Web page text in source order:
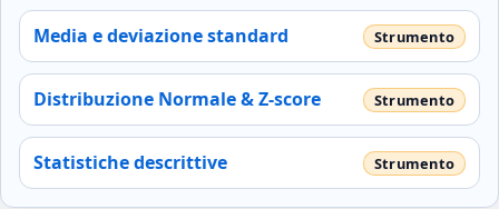
Media e deviazione standard
Distribuzione Normale & Z‑score
Statistiche descrittive